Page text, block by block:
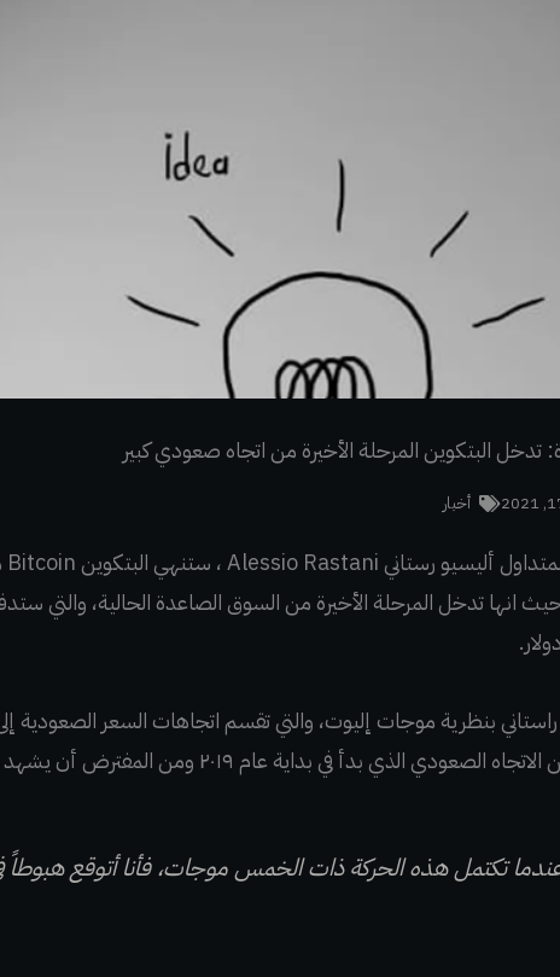
البتكوين المرحلة الأخيرة من اتجاه صعودي كبير
أخبار
حيث انها تدخل المرحلة الأخيرة من السوق الصاعدة الحالية، والتي
راستاني بنظرية موجات إليوت، والتي تقسم اتجاهات السعر
بدأ في بداية عام ٢٠١٩ ومن المفترض أن يشهد ذروته في وقت ما من العام المقبل.
تكتمل هذه الحركة ذات الخمس موجات، فأنا أتوقع هبوطاً